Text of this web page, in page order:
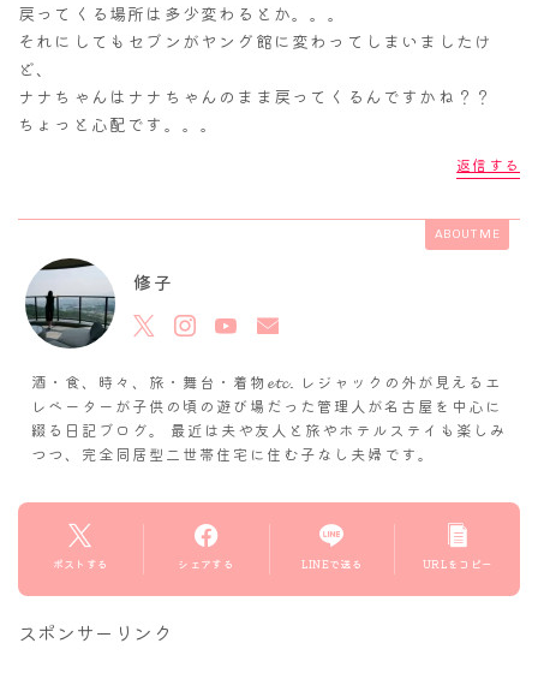
戻ってくる場所は多少変わるとか。。。
それにしてもセブンがヤング館に変わってしまいましたけ
ど、
ナナちゃんはナナちゃんのまま戻ってくるんですかね？？
ちょっと心配です。。。
返信する
ABOUT ME
修子
酒・食、時々、旅・舞台・着物𝓮𝓽𝓬. レジャックの外が見えるエ
レベーターが子供の頃の遊び場だった管理人が名古屋を中心に
綴る日記ブログ。 最近は夫や友人と旅やホテルステイも楽しみ
つつ、完全同居型二世帯住宅に住む子なし夫婦です。
ポストする シェアする LINEで送る URLをコピー
スポンサーリンク